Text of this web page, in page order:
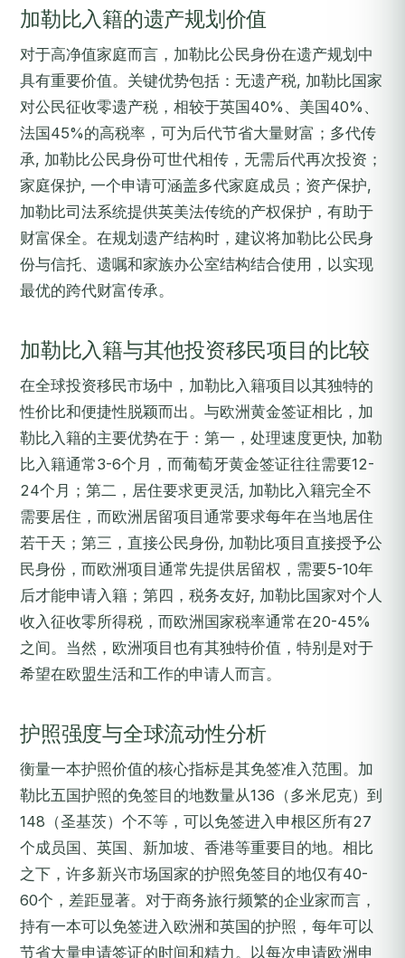
加勒比入籍的遗产规划价值
对于高净值家庭而言，加勒比公民身份在遗产规划中
具有重要价值。关键优势包括：无遗产税, 加勒比国家
对公民征收零遗产税，相较于英国40%、美国40%、
法国45%的高税率，可为后代节省大量财富；多代传
承, 加勒比公民身份可世代相传，无需后代再次投资；
家庭保护, 一个申请可涵盖多代家庭成员；资产保护,
加勒比司法系统提供英美法传统的产权保护，有助于
财富保全。在规划遗产结构时，建议将加勒比公民身
份与信托、遗嘱和家族办公室结构结合使用，以实现
最优的跨代财富传承。
加勒比入籍与其他投资移民项目的比较
在全球投资移民市场中，加勒比入籍项目以其独特的
性价比和便捷性脱颖而出。与欧洲黄金签证相比，加
勒比入籍的主要优势在于：第一，处理速度更快, 加勒
比入籍通常3-6个月，而葡萄牙黄金签证往往需要12-
24个月；第二，居住要求更灵活, 加勒比入籍完全不
需要居住，而欧洲居留项目通常要求每年在当地居住
若干天；第三，直接公民身份, 加勒比项目直接授予公
民身份，而欧洲项目通常先提供居留权，需要5-10年
后才能申请入籍；第四，税务友好, 加勒比国家对个人
收入征收零所得税，而欧洲国家税率通常在20-45%
之间。当然，欧洲项目也有其独特价值，特别是对于
希望在欧盟生活和工作的申请人而言。
护照强度与全球流动性分析
衡量一本护照价值的核心指标是其免签准入范围。加
勒比五国护照的免签目的地数量从136（多米尼克）到
148（圣基茨）个不等，可以免签进入申根区所有27
个成员国、英国、新加坡、香港等重要目的地。相比
之下，许多新兴市场国家的护照免签目的地仅有40-
60个，差距显著。对于商务旅行频繁的企业家而言，
持有一本可以免签进入欧洲和英国的护照，每年可以
节省大量申请签证的时间和精力。以每次申请欧洲申